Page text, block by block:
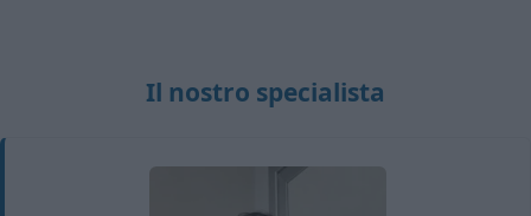
Il nostro specialista